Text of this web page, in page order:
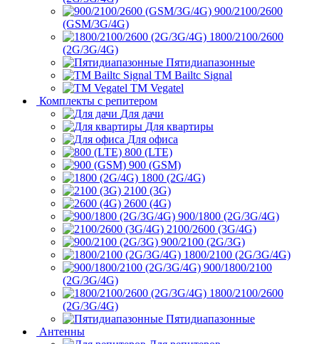
900/2100/2600
(GSM/3G/4G)
1800/2100/2600
(2G/3G/4G)
Пятидиапазонные
ТМ Bailtc Signal
ТМ Vegatel
Комплекты с репитером
Для дачи
Для квартиры
Для офиса
800 (LTE)
900 (GSM)
1800 (2G/4G)
2100 (3G)
2600 (4G)
900/1800 (2G/3G/4G)
2100/2600 (3G/4G)
900/2100 (2G/3G)
1800/2100 (2G/3G/4G)
900/1800/2100
(2G/3G/4G)
1800/2100/2600
(2G/3G/4G)
Пятидиапазонные
Антенны